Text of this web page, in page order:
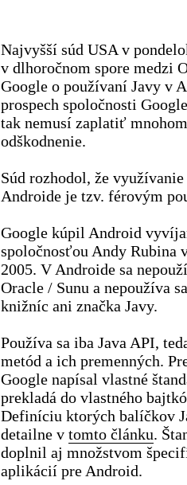
Najvyšší súd USA v
v dlhoročnom spore medzi
Google o používaní Javy v
prospech spoločnosti
tak nemusí zaplatiť
odškodnenie.
Súd rozhodol, že
Androide je tzv. férovým
Google kúpil Android
spoločnosťou Andy Rubina
2005. V Androide sa
Oracle / Sunu a nepoužíva
knižníc ani značka Javy.
Používa sa iba Java API,
metód a ich premenných.
Google napísal vlastné
prekladá do vlastného
Definíciu ktorých balíčkov
detailne v tomto článku.
doplnil aj množstvom
aplikácií pre Android.